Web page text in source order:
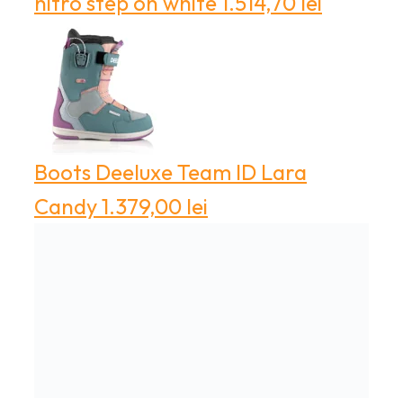
Boots Deeluxe Team ID Lara
Candy1.379,00 lei